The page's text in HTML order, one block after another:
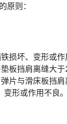
原则：
损坏、变形或
板挡肩离缝大
片与滑床板挡
形或作用不良。󠅅󠅃󠄵󠅂󠄪󠇖󠆨󠆨󠇕󠆞󠆒󠅬󠇘󠆭󠆘󠇙󠆝󠅵󠇗󠆭󠆁󠄐󠇗󠅹󠅸󠇖󠆍󠅳󠇖󠅹󠅰󠇖󠆌󠅹